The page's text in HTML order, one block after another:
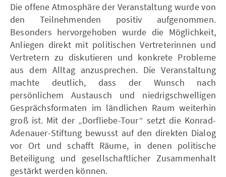
Die offene Atmosphäre der Veranstaltung wurde von
den Teilnehmenden positiv aufgenommen.
Besonders hervorgehoben wurde die Möglichkeit,
Anliegen direkt mit politischen Vertreterinnen und
Vertretern zu diskutieren und konkrete Probleme
aus dem Alltag anzusprechen. Die Veranstaltung
machte deutlich, dass der Wunsch nach
persönlichem Austausch und niedrigschwelligen
Gesprächsformaten im ländlichen Raum weiterhin
groß ist. Mit der „Dorfliebe-Tour“ setzt die Konrad-
Adenauer-Stiftung bewusst auf den direkten Dialog
vor Ort und schafft Räume, in denen politische
Beteiligung und gesellschaftlicher Zusammenhalt
gestärkt werden können.